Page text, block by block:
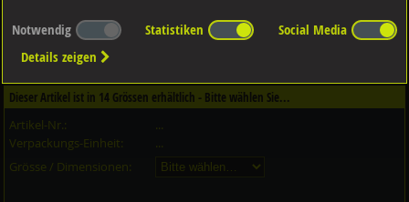
Dieser Artikel ist in 4Qualitäten erhältlich - Bitte wählen Sie...
Qualität / Oberfläche
Dieser Artikel ist in 14 Grössen erhältlich - Bitte wählen Sie...
Artikel-Nr.:
...
Verpackungs-Einheit:
...
Grösse / Dimensionen:
Notwendig Statistiken
Social Media
Details zeigen